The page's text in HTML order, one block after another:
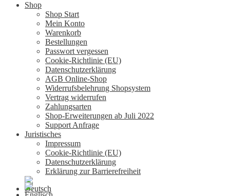
Shop
Shop Start
Mein Konto
Warenkorb
Bestellungen
Passwort vergessen
Cookie-Richtlinie (EU)
Datenschutzerklärung
AGB Online-Shop
Widerrufsbelehrung Shopsystem
Vertrag widerrufen
Zahlungsarten
Shop-Erweiterungen ab Juli 2022
Support Anfrage
Juristisches
Impressum
Cookie-Richtlinie (EU)
Datenschutzerklärung
Erklärung zur Barrierefreiheit